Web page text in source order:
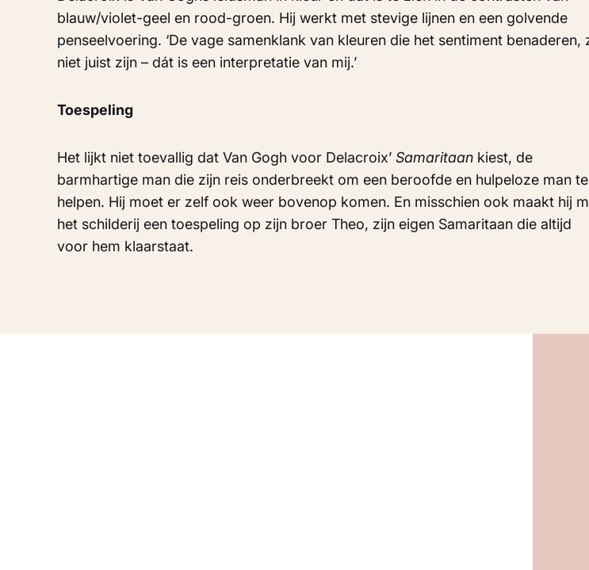
blauw/violet-geel en rood-groen. Hij werkt met stevige lijnen en een golvende
penseelvoering. ‘De vage samenklank van kleuren die het sentiment benaderen,
niet juist zijn – dát is een interpretatie van mij.’
Toespeling
Het lijkt niet toevallig dat Van Gogh voor Delacroix’ Samaritaan kiest, de
barmhartige man die zijn reis onderbreekt om een beroofde en hulpeloze man te
helpen. Hij moet er zelf ook weer bovenop komen. En misschien ook maakt hij
het schilderij een toespeling op zijn broer Theo, zijn eigen Samaritaan die altijd
voor hem klaarstaat.